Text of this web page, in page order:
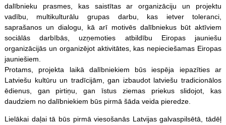
dalībnieku prasmes, kas saistītas ar organizāciju un projektu
vadību, multikulturālu grupas darbu, kas ietver toleranci,
saprašanos un dialogu, kā arī motivēs dalībniekus būt aktīviem
sociālās darbībās, uzņemoties atbildību Eiropas jauniešu
organizācijās un organizējot aktivitātes, kas nepieciešamas Eiropas
jauniešiem.
Protams, projekta laikā dalībniekiem būs iespēja iepazīties ar
Latviešu kultūru un tradīcijām, gan izbaudot latviešu tradicionālos
ēdienus, gan pirtiņu, gan īstus ziemas priekus slidojot, kas
daudziem no dalībniekiem būs pirmā šāda veida pieredze.
Lielākai daļai tā būs pirmā viesošanās Latvijas galvaspilsētā, tādēļ